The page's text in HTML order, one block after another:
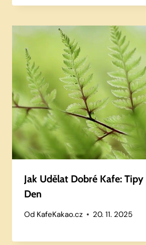
Jak Udělat Dobré Kafe:
Den
Od KafeKakao.cz 20. 11. 2025